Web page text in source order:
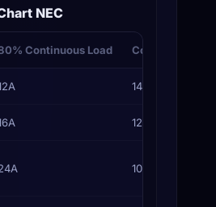
NEC
Continuous Load Copper Branch
14 AWG
12 AWG
10 AWG